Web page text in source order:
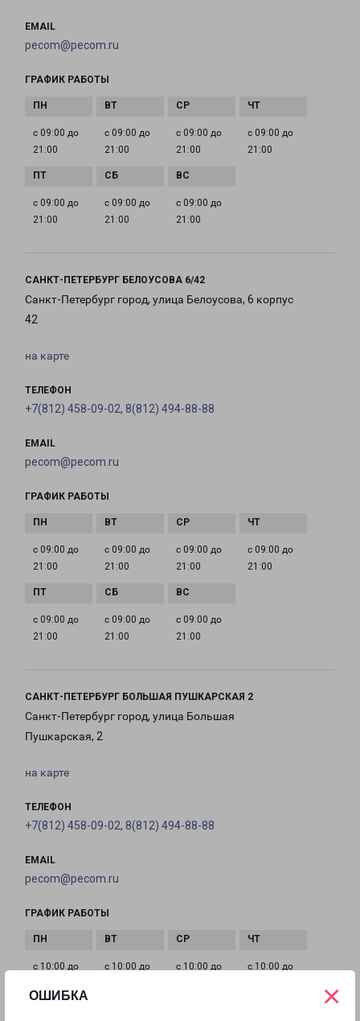
ОШИБКА ×
EMAIL
pecom@pecom.ru
ГРАФИК РАБОТЫ
с 09:00 до
21:00
с 09:00 до
21:00
с 09:00 до
21:00
с 09:00 до
21:00
с 09:00 до
21:00
с 09:00 до
21:00
с 09:00 до
21:00
САНКТ-ПЕТЕРБУРГ БЕЛОУСОВА 6/42
Санкт-Петербург город, улица Белоусова, 6 корпус
42
на карте
ТЕЛЕФОН
+7(812) 458-09-02, 8(812) 494-88-88
EMAIL
pecom@pecom.ru
ГРАФИК РАБОТЫ
с 09:00 до
21:00
с 09:00 до
21:00
с 09:00 до
21:00
с 09:00 до
21:00
с 09:00 до
21:00
с 09:00 до
21:00
с 09:00 до
21:00
САНКТ-ПЕТЕРБУРГ БОЛЬШАЯ ПУШКАРСКАЯ 2
Санкт-Петербург город, улица Большая
Пушкарская, 2
на карте
ТЕЛЕФОН
+7(812) 458-09-02, 8(812) 494-88-88
EMAIL
pecom@pecom.ru
ГРАФИК РАБОТЫ
с 10:00 до
с 10:00 до
с 10:00 до
с 10:00 до